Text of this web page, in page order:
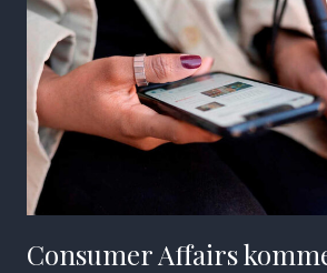
Consumer Affairs